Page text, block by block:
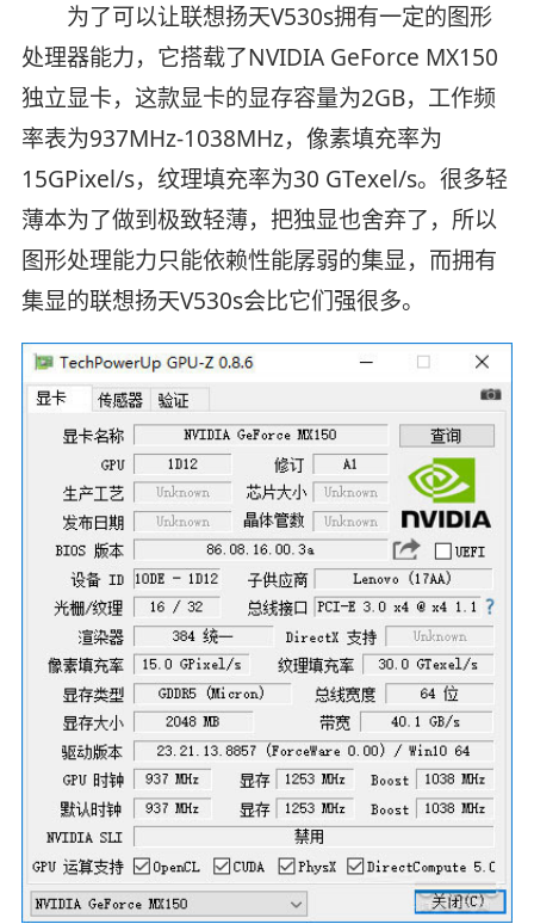
为了可以让联想扬天V530s拥有一定的图形
处理器能力，它搭载了NVIDIA GeForce MX150
独立显卡，这款显卡的显存容量为2GB，工作频
率表为937MHz-1038MHz，像素填充率为
15GPixel/s，纹理填充率为30 GTexel/s。很多轻
薄本为了做到极致轻薄，把独显也舍弃了，所以
图形处理能力只能依赖性能孱弱的集显，而拥有
集显的联想扬天V530s会比它们强很多。